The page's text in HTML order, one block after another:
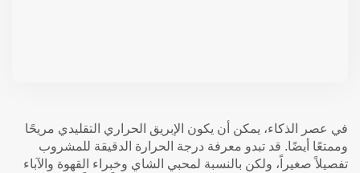
في عصر الذكاء، يمكن أن يكون الإبريق الحراري التقليدي مريحًا
وممتعًا أيضًا. قد تبدو معرفة درجة الحرارة الدقيقة للمشروب
تفصيلاً صغيراً، ولكن بالنسبة لمحبي الشاي وخبراء القهوة والآباء